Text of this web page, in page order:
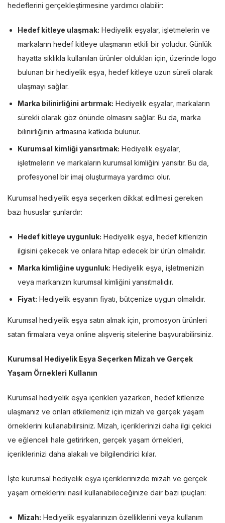
hedeflerini gerçekleştirmesine yardımcı olabilir:
Hedef kitleye ulaşmak: Hediyelik eşyalar, işletmelerin ve
markaların hedef kitleye ulaşmanın etkili bir yoludur. Günlük
hayatta sıklıkla kullanılan ürünler oldukları için, üzerinde logo
bulunan bir hediyelik eşya, hedef kitleye uzun süreli olarak
ulaşmayı sağlar.
Marka bilinirliğini artırmak: Hediyelik eşyalar, markaların
sürekli olarak göz önünde olmasını sağlar. Bu da, marka
bilinirliğinin artmasına katkıda bulunur.
Kurumsal kimliği yansıtmak: Hediyelik eşyalar,
işletmelerin ve markaların kurumsal kimliğini yansıtır. Bu da,
profesyonel bir imaj oluşturmaya yardımcı olur.
Kurumsal hediyelik eşya seçerken dikkat edilmesi gereken
bazı hususlar şunlardır:
Hedef kitleye uygunluk: Hediyelik eşya, hedef kitlenizin
ilgisini çekecek ve onlara hitap edecek bir ürün olmalıdır.
Marka kimliğine uygunluk: Hediyelik eşya, işletmenizin
veya markanızın kurumsal kimliğini yansıtmalıdır.
Fiyat: Hediyelik eşyanın fiyatı, bütçenize uygun olmalıdır.
Kurumsal hediyelik eşya satın almak için, promosyon ürünleri
satan firmalara veya online alışveriş sitelerine başvurabilirsiniz.
Kurumsal Hediyelik Eşya Seçerken Mizah ve Gerçek
Yaşam Örnekleri Kullanın
Kurumsal hediyelik eşya içerikleri yazarken, hedef kitlenize
ulaşmanız ve onları etkilemeniz için mizah ve gerçek yaşam
örneklerini kullanabilirsiniz. Mizah, içeriklerinizi daha ilgi çekici
ve eğlenceli hale getirirken, gerçek yaşam örnekleri,
içeriklerinizi daha alakalı ve bilgilendirici kılar.
İşte kurumsal hediyelik eşya içeriklerinizde mizah ve gerçek
yaşam örneklerini nasıl kullanabileceğinize dair bazı ipuçları:
Mizah: Hediyelik eşyalarınızın özelliklerini veya kullanım